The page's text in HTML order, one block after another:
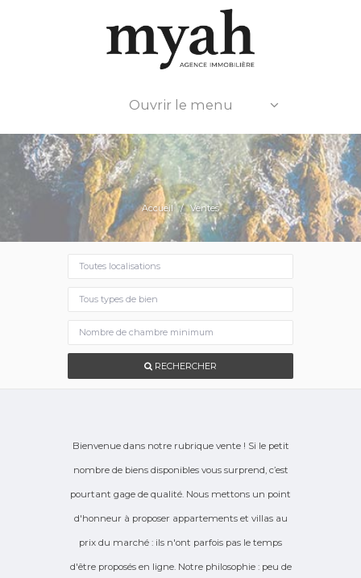
Ouvrir le menu
Accueil Ventes
RECHERCHER
Bienvenue dans notre rubrique vente ! Si le petit
nombre de biens disponibles vous surprend, c’est
pourtant gage de qualité. Nous mettons un point
d'honneur à proposer appartements et villas au
prix du marché : ils n'ont parfois pas le temps
d'être proposés en ligne. Notre philosophie : peu de